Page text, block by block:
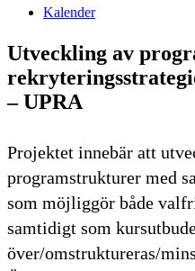
Kalender
Utveckling av
– UPRA
Projektet innebär att
programstrukturer med
som möjliggör både
samtidigt som
över/omstruktureras/